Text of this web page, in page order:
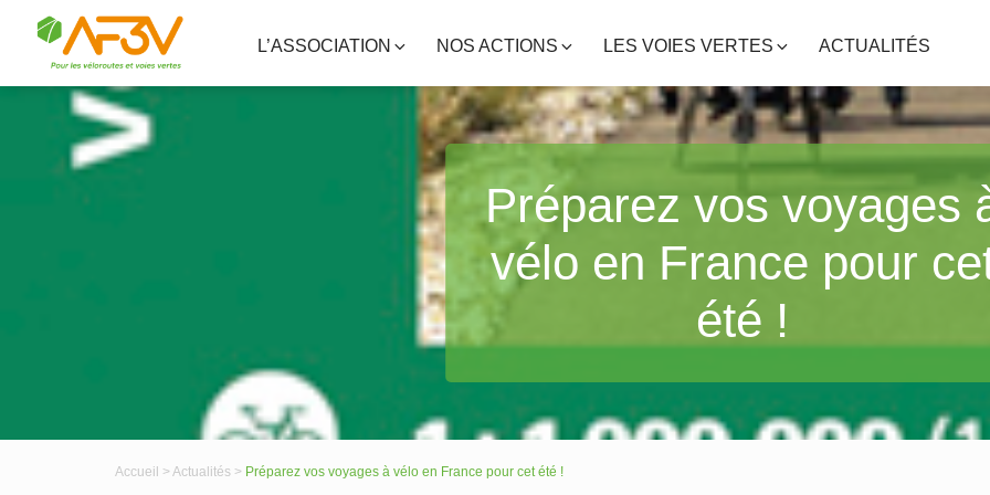
L’ASSOCIATION NOS ACTIONS LES VOIES VERTES ACTUALITÉS
Préparez vos voyages
vélo en France pour
été !
Accueil > Actualités > Préparez vos voyages à vélo en France pour cet été !